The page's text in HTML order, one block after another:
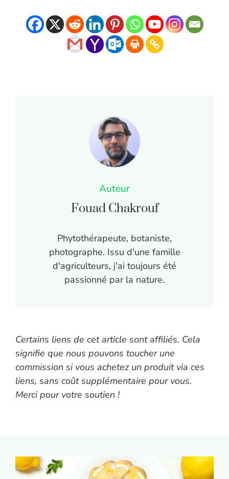
Auteur
Fouad Chakrouf
Phytothérapeute, botaniste,
photographe. Issu d'une famille
d'agriculteurs, j'ai toujours été
passionné par la nature.
Certains liens de cet article sont affiliés. Cela
signifie que nous pouvons toucher une
commission si vous achetez un produit via ces
liens, sans coût supplémentaire pour vous.
Merci pour votre soutien !